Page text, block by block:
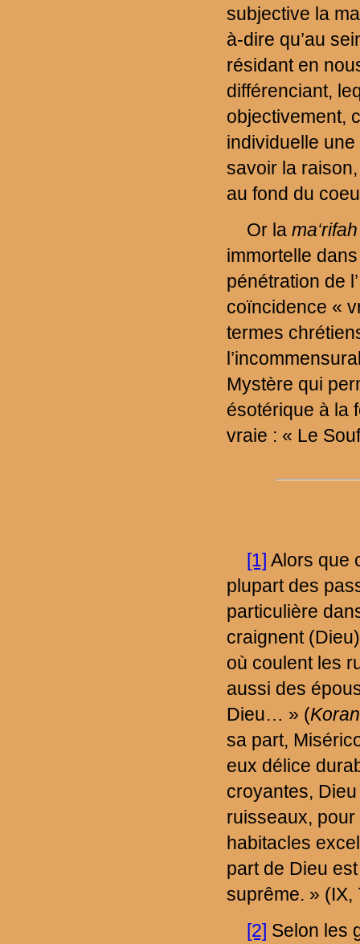
subjective la
à-dire qu’au
résidant en
différenciant,
objectivement,
individuelle
savoir la
au fond du
Or la
immortelle
pénétration de
coïncidence «
termes
Mystère qui
ésotérique à la
vraie : « Le
[1] Alors que
plupart des
particulière
craignent
où coulent les
aussi des
Dieu… » (Koran
sa part,
eux délice
croyantes,
ruisseaux, pour
habitacles
part de Dieu
suprême. » (IX,
[2] Selon les